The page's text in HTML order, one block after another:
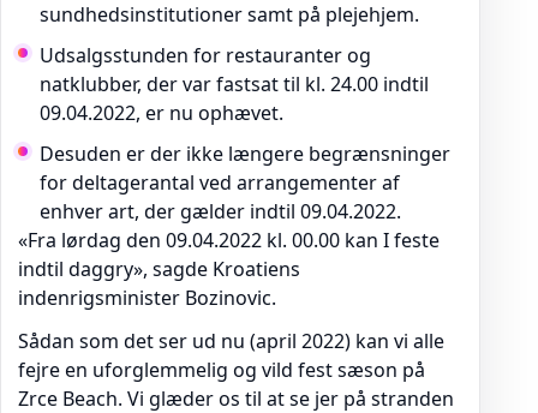
sundhedsinstitutioner samt på plejehjem.
Udsalgsstunden for restauranter og
natklubber, der var fastsat til kl. 24.00 indtil
09.04.2022, er nu ophævet.
Desuden er der ikke længere begrænsninger
for deltagerantal ved arrangementer af
enhver art, der gælder indtil 09.04.2022.
«Fra lørdag den 09.04.2022 kl. 00.00 kan I feste
indtil daggry», sagde Kroatiens
indenrigsminister Bozinovic.
Sådan som det ser ud nu (april 2022) kan vi alle
fejre en uforglemmelig og vild fest sæson på
Zrce Beach. Vi glæder os til at se jer på stranden